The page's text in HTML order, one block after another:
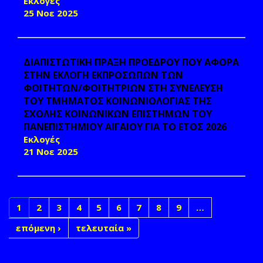
25 Νοε 2025
ΔΙΑΠΙΣΤΩΤΙΚΗ ΠΡΑΞΗ ΠΡΟΕΔΡΟΥ ΠΟΥ ΑΦΟΡΑ
ΣΤΗΝ ΕΚΛΟΓΗ ΕΚΠΡΟΣΩΠΩΝ ΤΩΝ
ΦΟΙΤΗΤΩΝ/ΦΟΙΤΗΤΡΙΩΝ ΣΤΗ ΣΥΝΕΛΕΥΣΗ
ΤΟΥ ΤΜΗΜΑΤΟΣ ΚΟΙΝΩΝΙΟΛΟΓΙΑΣ ΤΗΣ
ΣΧΟΛΗΣ ΚΟΙΝΩΝΙΚΩΝ ΕΠΙΣΤΗΜΩΝ ΤΟΥ
ΠΑΝΕΠΙΣΤΗΜΙΟΥ ΑΙΓΑΙΟΥ ΓΙΑ ΤΟ ΕΤΟΣ 2026
Εκλογές
21 Νοε 2025
1 2 3 4 5 6 7 8 9
…
επόμενη ›
τελευταία »